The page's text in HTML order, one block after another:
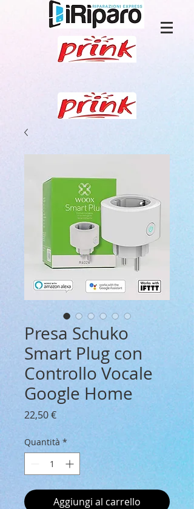
Presa Schuko
Smart Plug con
Controllo Vocale
Google Home
22,50 €Prezzo
Quantità *
Aggiungi al carrello